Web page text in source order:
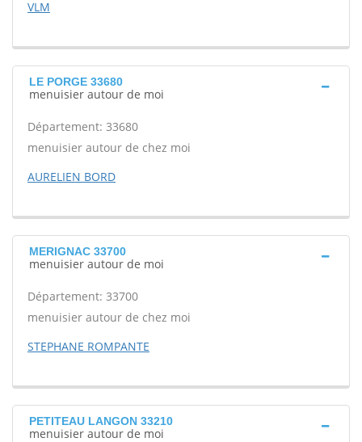
VLM
LE PORGE 33680
menuisier autour de moi
Département: 33680
menuisier autour de chez moi
AURELIEN BORD
MERIGNAC 33700
menuisier autour de moi
Département: 33700
menuisier autour de chez moi
STEPHANE ROMPANTE
PETITEAU LANGON 33210
menuisier autour de moi